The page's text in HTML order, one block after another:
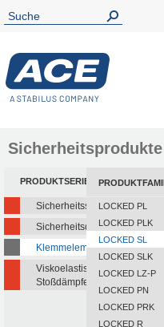
Sicherheitsprodukte
PRODUKTSERIEN
Sicherheitsstoßdämpfer
Sicherheitsdämpfer
Klemmelemente
Viskoelastische
Stoßdämpfer
LOCKED PL
LOCKED PLK
LOCKED SL
LOCKED SLK
LOCKED LZ-P
LOCKED PN
LOCKED PRK
LOCKED R